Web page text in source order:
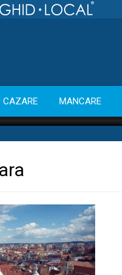
CAZARE MANCARE